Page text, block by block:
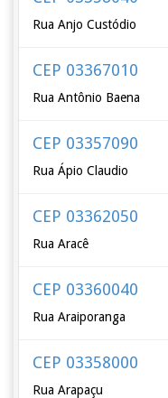
Rua Anjo Custódio
CEP 03367010
Rua Antônio Baena
CEP 03357090
Rua Ápio Claudio
CEP 03362050
Rua Aracê
CEP 03360040
Rua Araiporanga
CEP 03358000
Rua Arapaçu